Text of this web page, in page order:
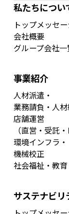
私たちについ
トップメッセ
会社概要
グループ会社一
事業紹介
人材派遣・
業務請負・人
店舗運営
（直営・受託・
環境インフラ・
機械校正
社会福祉・教育
サステナビリ